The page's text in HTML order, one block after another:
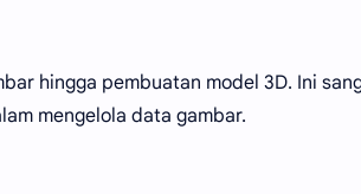
hingga pembuatan model 3D. Ini
mengelola data gambar.